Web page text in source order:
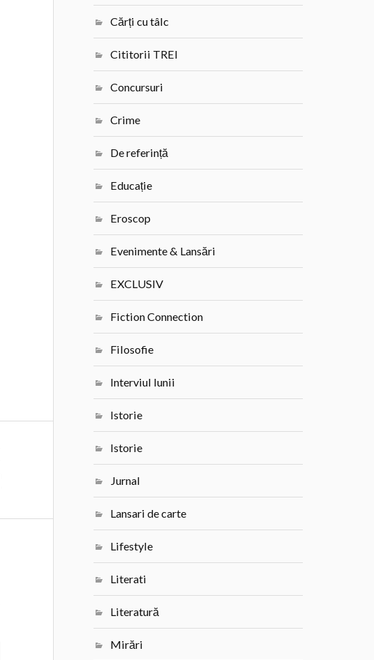
Cărți cu tâlc
Cititorii TREI
Concursuri
Crime
De referință
Educație
Eroscop
Evenimente & Lansări
EXCLUSIV
Fiction Connection
Filosofie
Interviul lunii
Istorie
Istorie
Jurnal
Lansari de carte
Lifestyle
Literati
Literatură
Mirări